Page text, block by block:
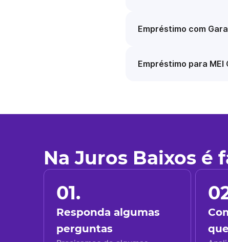
Empréstimo com
Empréstimo para MEI
Na Juros Baixos
01.
Responda algumas
perguntas